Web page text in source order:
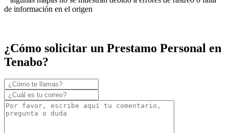
de información en el origen
¿Cómo solicitar un Prestamo Personal en
Tenabo?